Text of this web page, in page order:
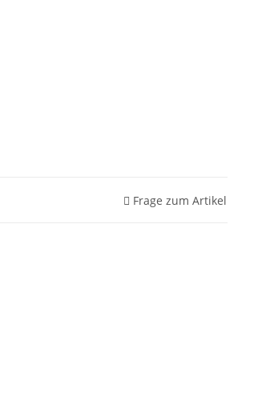
Frage zum Artikel